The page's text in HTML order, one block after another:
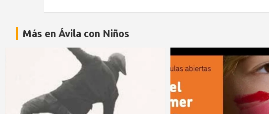
Más en Ávila con Niños